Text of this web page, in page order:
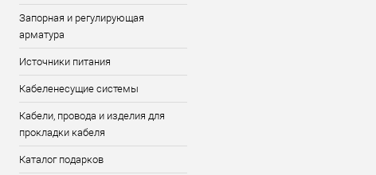
Запорная и регулирующая
арматура
Источники питания
Кабеленесущие системы
Кабели, провода и изделия для
прокладки кабеля
Каталог подарков